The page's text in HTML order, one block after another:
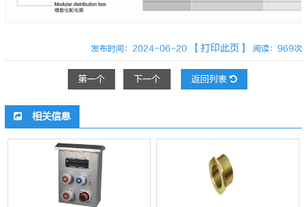
发布时间：2024-06-20 【打印此页】 阅读：969次
第一个 下一个 返回列表
相关信息